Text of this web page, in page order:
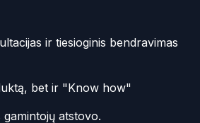
ir tiesioginis bendravimas
bet ir "Know how"
atstovo.